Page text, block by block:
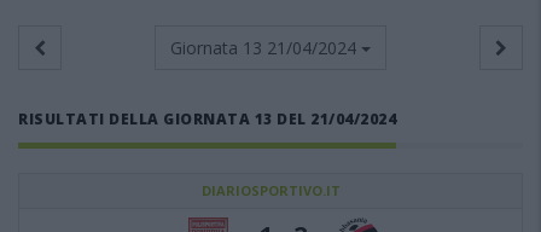
Giornata 13 21/04/2024
RISULTATI DELLA GIORNATA 13 DEL 21/04/2024
DIARIOSPORTIVO.IT